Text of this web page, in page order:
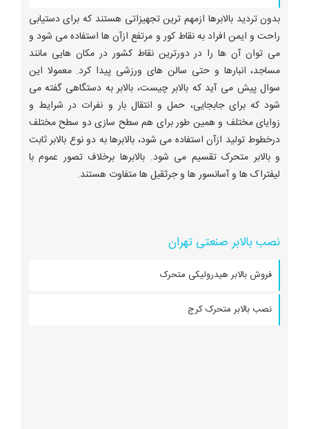
بدون تردید بالابرها ازمهم ترین تجهیزاتی هستند که برای دستیابی
راحت و ایمن افراد به نقاط کور و مرتفع ازآن ها استفاده می شود و
می توان آن ها را در دورترین نقاط کشور در مکان هایی مانند
مساجد، انبارها و حتی سالن های ورزشی پیدا کرد. معمولا این
سوال پیش می آید که بالابر چیست، بالابر به دستگاهی گفته می
شود که برای جابجایی، حمل و انتقال بار و نفرات در شرایط و
زوایای مختلف و همین طور برای هم سطح سازی دو سطح مختلف
درخطوط تولید ازآن استفاده می شود، بالابرها به دو نوع بالابر ثابت
و بالابر متحرک تقسیم می شود. بالابرها برخلاف تصور عموم با
لیفتراک ها و آسانسور ها و جرثقیل ها متفاوت هستند.
نصب بالابر صنعتی تهران
فروش بالابر هیدرولیکی متحرک
نصب بالابر متحرک کرج